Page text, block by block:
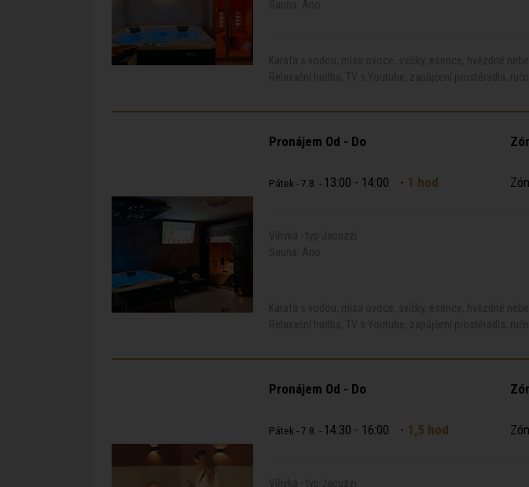
Pronájem Od - Do
Pátek - 7.8. - 13:00 - 14:00 - 1 hod
Pronájem Od - Do
Pátek - 7.8. - 14:30 - 16:00 - 1,5 hod